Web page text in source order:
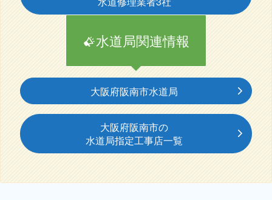
水道局関連情報
大阪府阪南市水道局
大阪府阪南市の
水道局指定工事店一覧